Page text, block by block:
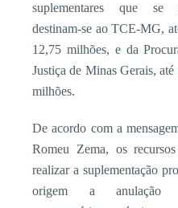
suplementares que se
destinam-se ao TCE-MG,
12,75 milhões, e da
Justiça de Minas Gerais,
milhões.
De acordo com a
Romeu Zema, os
realizar a suplementação
origem a anulação